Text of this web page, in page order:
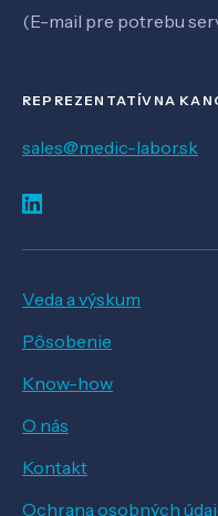
(E-mail pre potrebu
REPREZENTATÍVNA
sales@medic-labor.sk
Veda a výskum
Pôsobenie
Know-how
O nás
Kontakt
Ochrana osobných